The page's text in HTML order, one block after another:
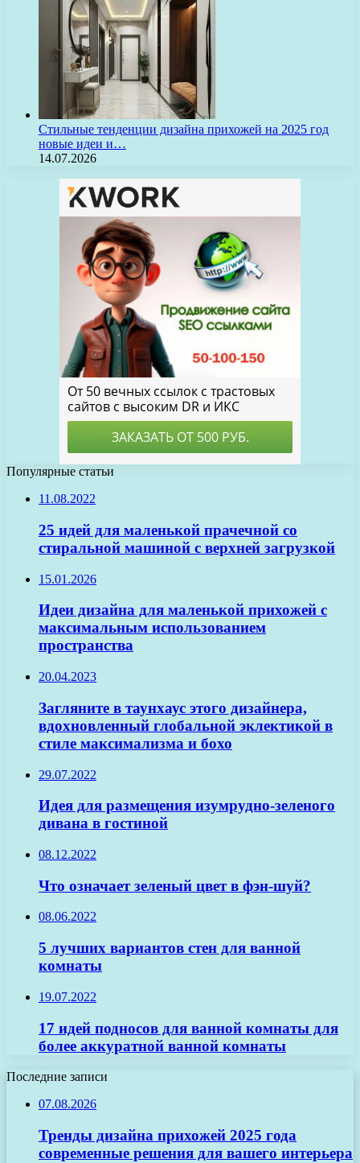
Стильные тенденции дизайна прихожей на 2025 год
новые идеи и…
14.07.2026
Популярные статьи
11.08.2022
25 идей для маленькой прачечной со
стиральной машиной с верхней загрузкой
15.01.2026
Идеи дизайна для маленькой прихожей с
максимальным использованием
пространства
20.04.2023
Загляните в таунхаус этого дизайнера,
вдохновленный глобальной эклектикой в
стиле максимализма и бохо
29.07.2022
Идея для размещения изумрудно-зеленого
дивана в гостиной
08.12.2022
Что означает зеленый цвет в фэн-шуй?
08.06.2022
5 лучших вариантов стен для ванной
комнаты
19.07.2022
17 идей подносов для ванной комнаты для
более аккуратной ванной комнаты
Последние записи
07.08.2026
Тренды дизайна прихожей 2025 года
современные решения для вашего интерьера